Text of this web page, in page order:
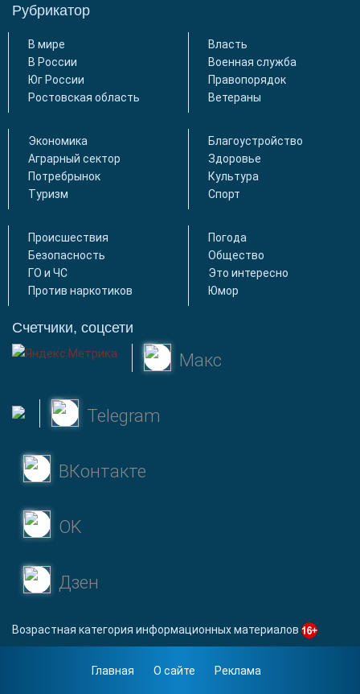
Рубрикатор
В мире
В России
Юг России
Ростовская область
Власть
Военная служба
Правопорядок
Ветераны
Экономика
Аграрный сектор
Потребрынок
Туризм
Благоустройство
Здоровье
Культура
Спорт
Происшествия
Безопасность
ГО и ЧС
Против наркотиков
Погода
Общество
Это интересно
Юмор
Счетчики, соцсети
Макс
Telegram
ВКонтакте
OK
Дзен
Возрастная категория информационных материалов
Главная О сайте Реклама